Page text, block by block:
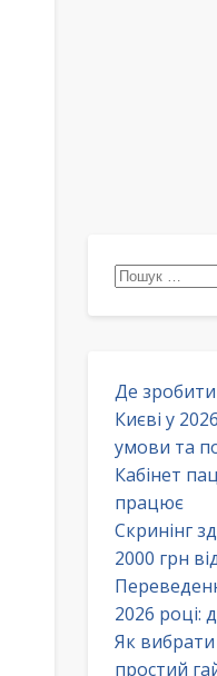
Пошук:
Де
Києві у
умови та
Кабінет
працює
Скринінг
2000 грн
2026 році:
Як вибрати
простий